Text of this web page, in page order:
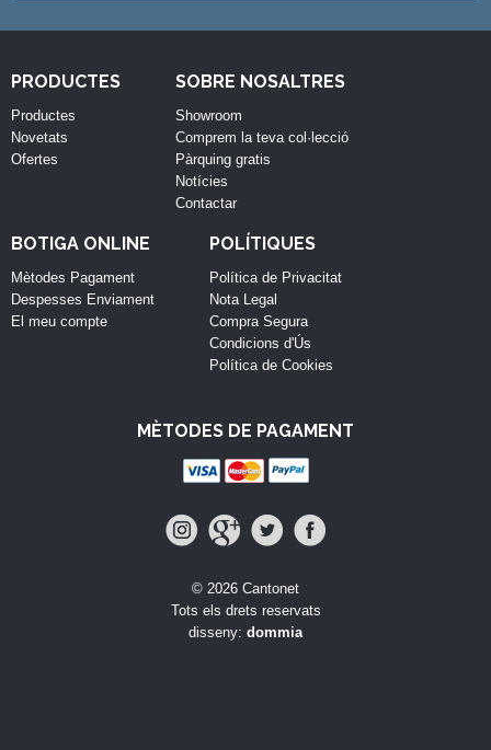
PRODUCTES
Productes
Novetats
Ofertes
SOBRE NOSALTRES
Showroom
Comprem la teva col·lecció
Pàrquing gratis
Notícies
Contactar
BOTIGA ONLINE
Mètodes Pagament
Despesses Enviament
El meu compte
POLÍTIQUES
Política de Privacitat
Nota Legal
Compra Segura
Condicions d'Ús
Política de Cookies
MÈTODES DE PAGAMENT
© 2026 Cantonet
Tots els drets reservats
disseny: dommia